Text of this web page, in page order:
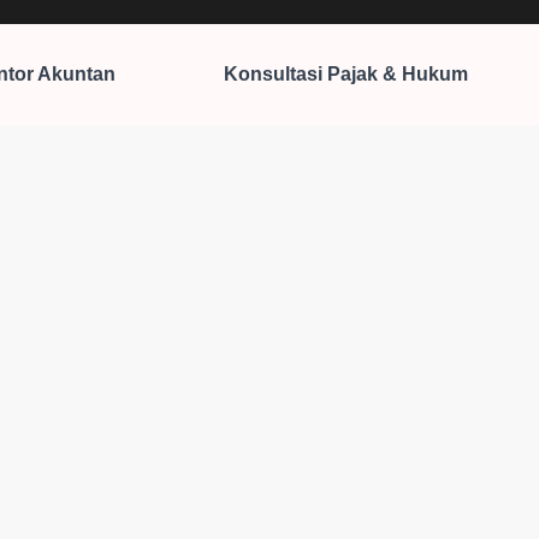
Akuntan Konsultasi Pajak & Hukum